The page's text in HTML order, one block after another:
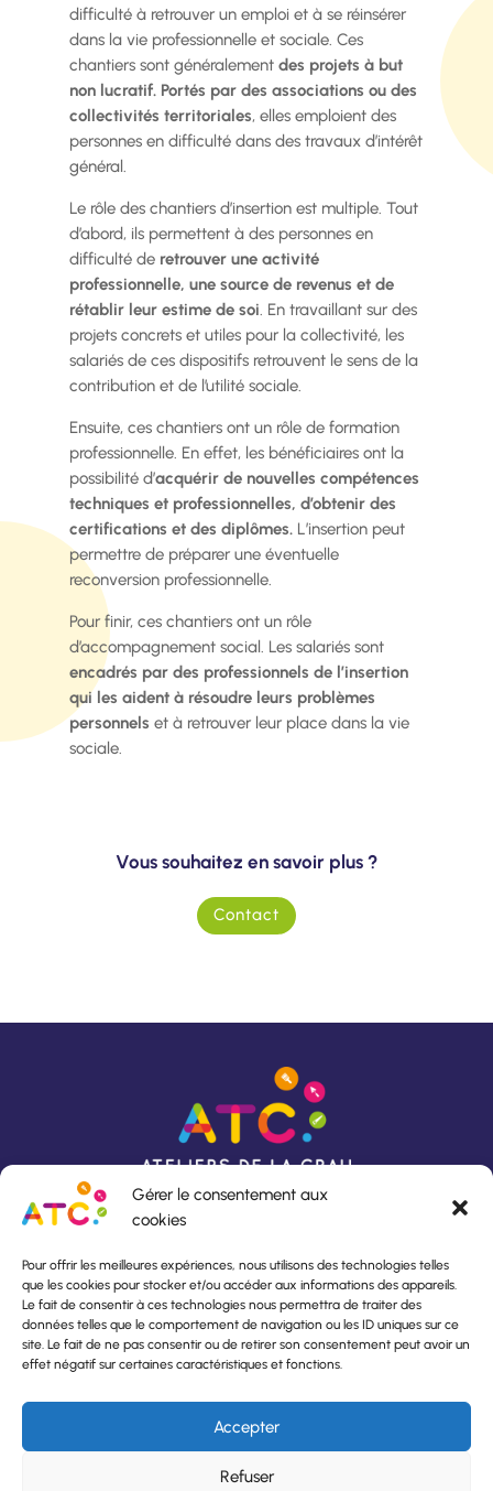
Gérer le consentement aux
cookies
Pour offrir les meilleures expériences, nous utilisons des technologies telles
que les cookies pour stocker et/ou accéder aux informations des appareils.
Le fait de consentir à ces technologies nous permettra de traiter des
données telles que le comportement de navigation ou les ID uniques sur ce
site. Le fait de ne pas consentir ou de retirer son consentement peut avoir un
effet négatif sur certaines caractéristiques et fonctions.
Accepter
Refuser
difficulté à retrouver un emploi et à se réinsérer
dans la vie professionnelle et sociale. Ces
chantiers sont généralement des projets à but
non lucratif. Portés par des associations ou des
collectivités territoriales, elles emploient des
personnes en difficulté dans des travaux d’intérêt
général.
Le rôle des chantiers d’insertion est multiple. Tout
d’abord, ils permettent à des personnes en
difficulté de retrouver une activité
professionnelle, une source de revenus et de
rétablir leur estime de soi. En travaillant sur des
projets concrets et utiles pour la collectivité, les
salariés de ces dispositifs retrouvent le sens de la
contribution et de l’utilité sociale.
Ensuite, ces chantiers ont un rôle de formation
professionnelle. En effet, les bénéficiaires ont la
possibilité d’acquérir de nouvelles compétences
techniques et professionnelles, d’obtenir des
certifications et des diplômes.L’insertion peut
permettre de préparer une éventuelle
reconversion professionnelle.
Pour finir, ces chantiers ont un rôle
d’accompagnement social. Les salariés sont
encadrés par des professionnels de l’insertion
qui les aident à résoudre leurs problèmes
personnels et à retrouver leur place dans la vie
sociale.
Vous souhaitez en savoir plus ?
Contact
Rue du Lavoir
13140 Miramas
04 90 53 24 82
atc.aci@orange.fr
Horaires d’ouverture :
Du lundi au vendredi,
De 8h30 à 12h00
et de 13h30 à 17h00